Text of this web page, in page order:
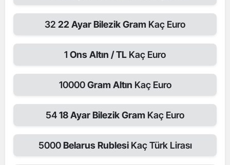
32 22 Ayar Bilezik Gram Kaç Euro
1 Ons Altın / TL Kaç Euro
10000Gram Altın Kaç Euro
5418 Ayar Bilezik Gram Kaç Euro
5000Belarus RublesiKaç Türk Lirası